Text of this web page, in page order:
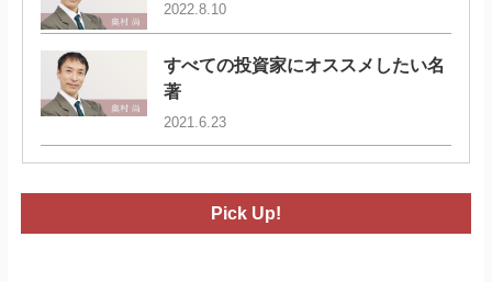
2022.8.10
すべての投資家にオススメしたい名
著
2021.6.23
Pick Up!